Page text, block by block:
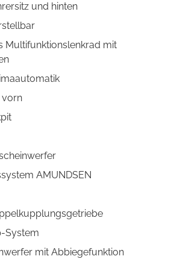
und hinten
Multifunktionslenkrad mit
vorn
AMUNDSEN
System
mit Abbiegefunktion